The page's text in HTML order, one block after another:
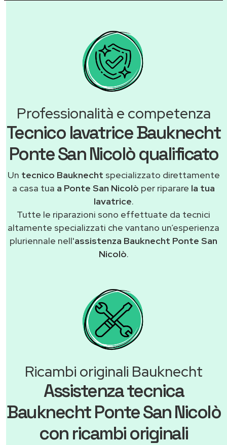
Professionalità e competenza
Tecnico lavatrice Bauknecht
Ponte San Nicolò qualificato
Un tecnico Bauknecht specializzato direttamente
a casa tua a Ponte San Nicolò per riparare la tua
lavatrice.
Tutte le riparazioni sono effettuate da tecnici
altamente specializzati che vantano un’esperienza
pluriennale nell'assistenza Bauknecht Ponte San
Nicolò.
Ricambi originali Bauknecht
Assistenza tecnica
Bauknecht Ponte San Nicolò
con ricambi originali